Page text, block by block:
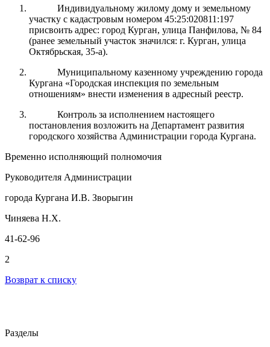
Индивидуальному жилому дому и земельному
участку с кадастровым номером 45:25:020811:197
присвоить адрес: город Курган, улица Панфилова, № 84
(ранее земельный участок значился: г. Курган, улица
Октябрьская, 35-а).
Муниципальному казенному учреждению города
Кургана «Городская инспекция по земельным
отношениям» внести изменения в адресный реестр.
Контроль за исполнением настоящего
постановления возложить на Департамент развития
городского хозяйства Администрации города Кургана.
Временно исполняющий полномочия
Руководителя Администрации
города Кургана И.В. Зворыгин
Чиняева Н.Х.
41-62-96
2
Возврат к списку
Разделы